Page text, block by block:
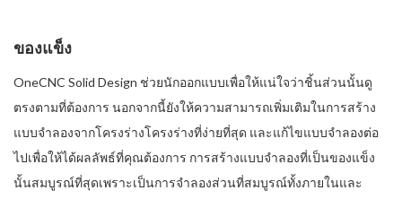
ของแข็ง
OneCNC Solid Design ช่วยนักออกแบบเพื่อให้แน่ใจว่าชิ้นส่วนนั้นดู
ตรงตามที่ต้องการ นอกจากนี้ยังให้ความสามารถเพิ่มเติมในการสร้าง
แบบจำลองจากโครงร่างโครงร่างที่ง่ายที่สุด และแก้ไขแบบจำลองต่อ
ไปเพื่อให้ได้ผลลัพธ์ที่คุณต้องการ การสร้างแบบจำลองที่เป็นของแข็ง
นั้นสมบูรณ์ที่สุดเพราะเป็นการจำลองส่วนที่สมบูรณ์ทั้งภายในและ